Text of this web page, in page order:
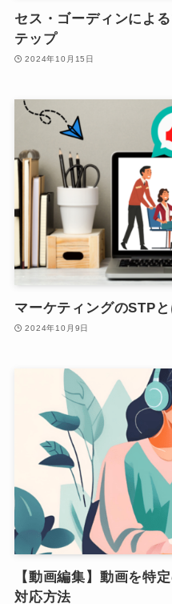
セス・ゴーディンによ
テップ
2024年10月15日
マーケティングのSTPと
2024年10月9日
【動画編集】動画を特
対応方法